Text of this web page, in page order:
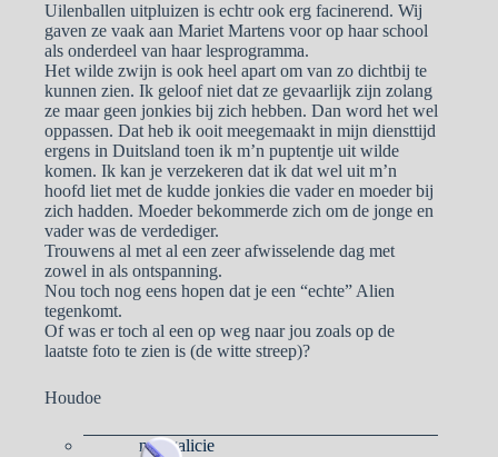
Uilenballen uitpluizen is echtr ook erg facinerend. Wij
gaven ze vaak aan Mariet Martens voor op haar school
als onderdeel van haar lesprogramma.
Het wilde zwijn is ook heel apart om van zo dichtbij te
kunnen zien. Ik geloof niet dat ze gevaarlijk zijn zolang
ze maar geen jonkies bij zich hebben. Dan word het wel
oppassen. Dat heb ik ooit meegemaakt in mijn diensttijd
ergens in Duitsland toen ik m’n puptentje uit wilde
komen. Ik kan je verzekeren dat ik dat wel uit m’n
hoofd liet met de kudde jonkies die vader en moeder bij
zich hadden. Moeder bekommerde zich om de jonge en
vader was de verdediger.
Trouwens al met al een zeer afwisselende dag met
zowel in als ontspanning.
Nou toch nog eens hopen dat je een “echte” Alien
tegenkomt.
Of was er toch al een op weg naar jou zoals op de
laatste foto te zien is (de witte streep)?
Houdoe
naargalicie